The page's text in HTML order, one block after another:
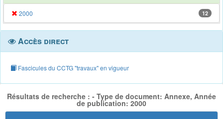
2000 12
Accès direct
Fascicules du CCTG "travaux" en vigueur
Résultats de recherche : - Type de document: Annexe, Année
de publication: 2000